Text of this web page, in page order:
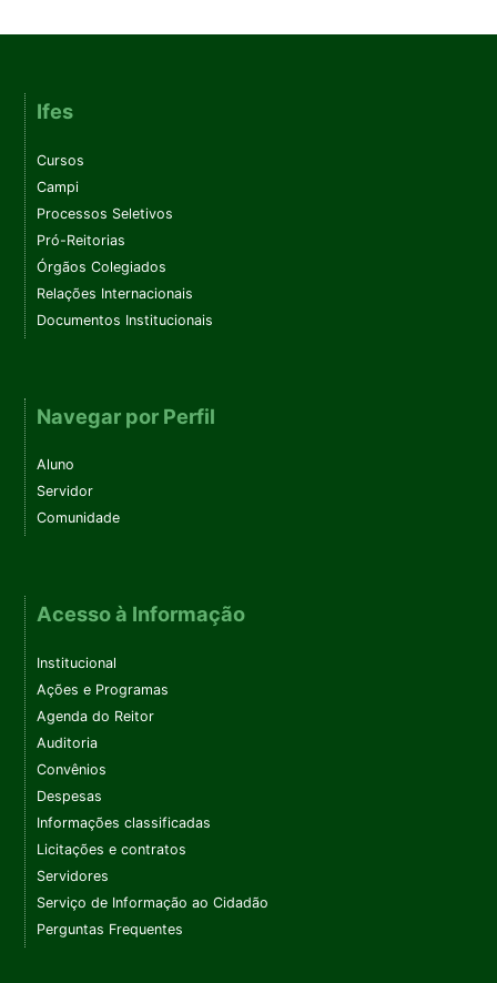
Ifes
Cursos
Campi
Processos Seletivos
Pró-Reitorias
Órgãos Colegiados
Relações Internacionais
Documentos Institucionais
Navegar por Perfil
Aluno
Servidor
Comunidade
Acesso à Informação
Institucional
Ações e Programas
Agenda do Reitor
Auditoria
Convênios
Despesas
Informações classificadas
Licitações e contratos
Servidores
Serviço de Informação ao Cidadão
Perguntas Frequentes